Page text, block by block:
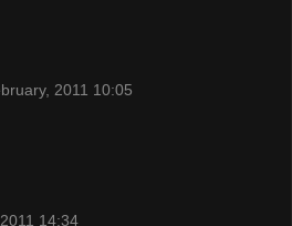
2011 10:05
14:34